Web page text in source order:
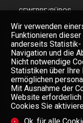
GEWERBE/BÜROS
INFOS
EINEN FACHMANN
FINANZIERUNG
FIRMA
Wir verwenden
Funktionieren
anderseits Statistik-
Navigation und die
Nicht notwendige
Statistiken über
ermöglichen
Mit Ausnahme der
Website
Cookies Sie
Ok, für alle